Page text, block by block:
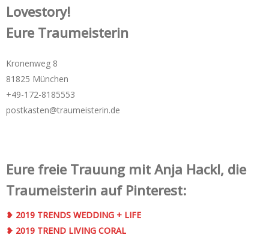
Lovestory!
Eure Traumeisterin
Kronenweg 8
81825 München
+49-172-­8185553
postkasten@traumeisterin.de
Eure freie Trauung mit Anja Hackl, die
Traumeisterin auf Pinterest:
❥ 2019 TRENDS WEDDING + LIFE
❥ 2019 TREND LIVING CORAL